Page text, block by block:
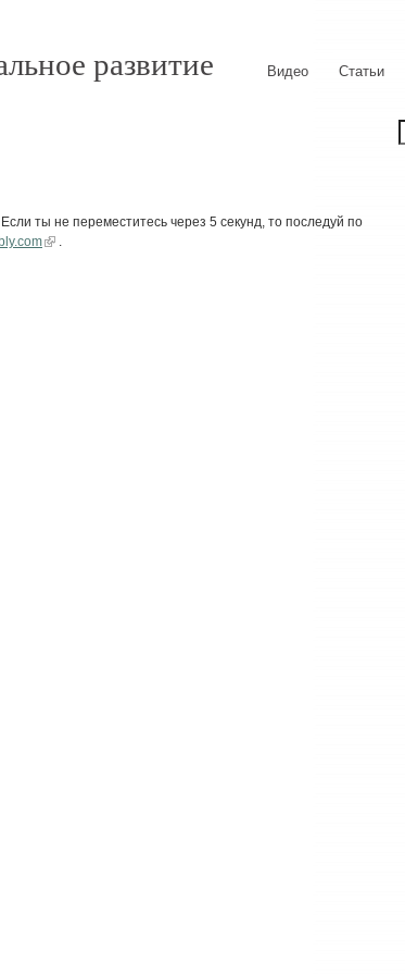
развитие Видео Статьи
ты не переместитесь через 5 секунд, то последуй по